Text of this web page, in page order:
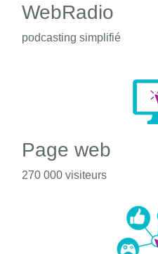
WebRadio
podcasting simplifié
Page web
270 000 visiteurs